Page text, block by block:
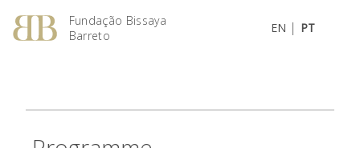
Fundação Bissaya
Barreto
EN | PT